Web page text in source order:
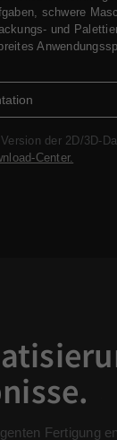
schwere
und
der 2D/3D-
Center.
Fertigung